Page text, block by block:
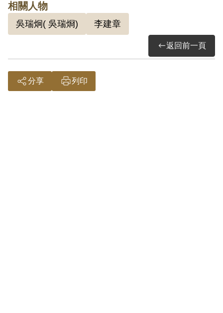
2000年10月第1屆第21次董事會審核通過
予以補償。補償理由為原判所認定其經李
建章介紹參加匪共組織後，又吸收吳揚水
等人之事實，因其並未有具體叛亂計劃與
行為，而未達著手實行階段，因此難其君
意圖以非法之方法變更國憲並顛覆政府而
相關人物
吳瑞炯( 吳瑞烱) 李建章
返回前一頁
分享 列印